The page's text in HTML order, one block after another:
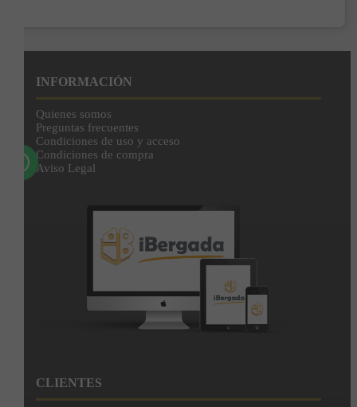
Al unirte expresas tu consentimiento para recibir comunicaciones comerciales de
Política de Privacidad para más información.
INFORMACIÓN
Quienes somos
Preguntas frecuentes
Condiciones de uso y acceso
Condiciones de compra
Aviso Legal
CLIENTES